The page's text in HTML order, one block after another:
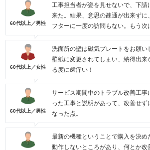
60代以上／男性
工事担当者が姿を見せないで、下
来た。結果、意思の疎通が出来ずに
フターに一度の訪問もない。もう次
60代以上／女性
洗面所の壁は磁気プレートをお願い
壁紙に変更されてしまい、納得出来
る度に歯痒い！
60代以上／男性
サービス期間中のトラブル改善工事
った工事と説明があって、改善せず
なった点。
最新の機種ということで購入を決め
動作しないところがあり、何とか改